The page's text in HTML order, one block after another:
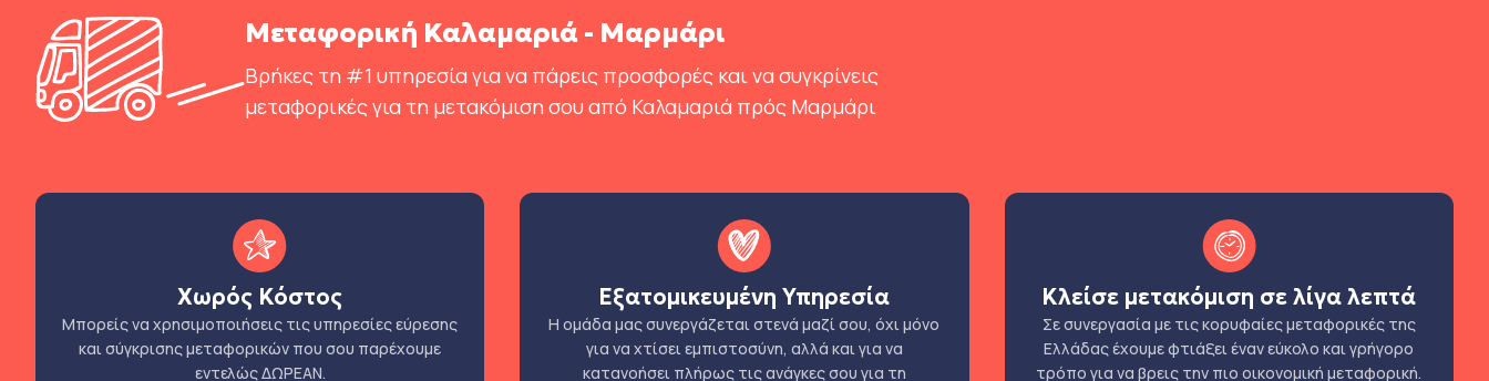
Μεταφορική Καλαμαριά - Μαρμάρι
Βρήκες τη #1 υπηρεσία για να πάρεις προσφορές και να συγκρίνεις
μεταφορικές για τη μετακόμιση σου από Καλαμαριά πρός Μαρμάρι
Χωρός Κόστος
Μπορείς να χρησιμοποιήσεις τις υπηρεσίες εύρεσης
και σύγκρισης μεταφορικών που σου παρέχουμε
εντελώς ΔΩΡΕΑΝ.
Εξατομικευμένη Υπηρεσία
Η ομάδα μας συνεργάζεται στενά μαζί σου, όχι μόνο
για να χτίσει εμπιστοσύνη, αλλά και για να
κατανοήσει πλήρως τις ανάγκες σου για τη
Κλείσε μετακόμιση σε λίγα λεπτά
Σε συνεργασία με τις κορυφαίες μεταφορικές της
Ελλάδας έχουμε φτιάξει έναν εύκολο και γρήγορο
τρόπο για να βρεις την πιο οικονομική μεταφορική.